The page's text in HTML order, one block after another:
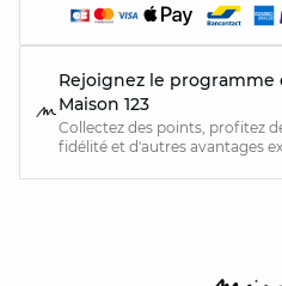
Rejoignez le
Maison 123
Collectez des points, profitez
fidélité et d'autres avantages